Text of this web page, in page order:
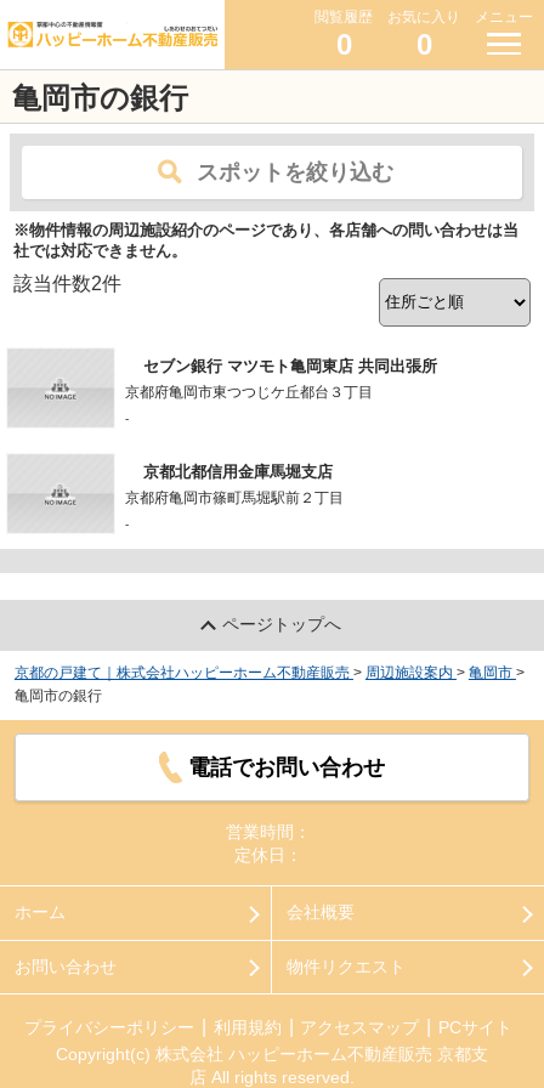
閲覧履歴
0
お気に入り
0
メニュー
亀岡市の銀行
スポットを絞り込む
※物件情報の周辺施設紹介のページであり、各店舗への問い合わせは当
社では対応できません。
該当件数2件
セブン銀行 マツモト亀岡東店 共同出張所
京都府亀岡市東つつじケ丘都台３丁目
-
京都北都信用金庫馬堀支店
京都府亀岡市篠町馬堀駅前２丁目
-
ページトップへ
京都の戸建て｜株式会社ハッピーホーム不動産販売 > 周辺施設案内 > 亀岡市 >
亀岡市の銀行
電話でお問い合わせ
営業時間：
定休日：
ホーム 会社概要
お問い合わせ 物件リクエスト
プライバシーポリシー 利用規約 アクセスマップ
PCサイト
Copyright(c) 株式会社 ハッピーホーム不動産販売 京都支
店 All rights reserved.